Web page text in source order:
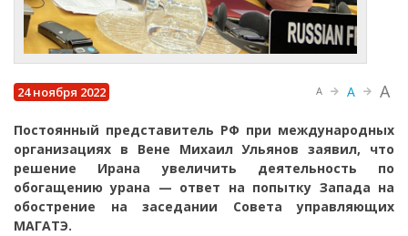
24 ноября 2022 A A A
Постоянный представитель РФ при международных
организациях в Вене Михаил Ульянов заявил, что
решение Ирана увеличить деятельность по
обогащению урана — ответ на попытку Запада на
обострение на заседании Совета управляющих
МАГАТЭ.